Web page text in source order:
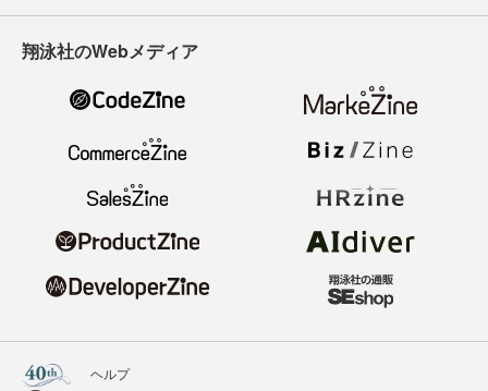
翔泳社のWebメディア
ヘルプ